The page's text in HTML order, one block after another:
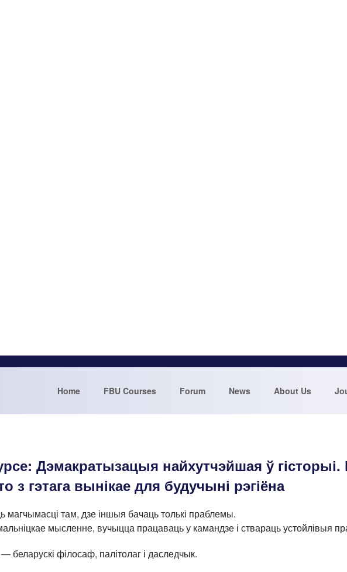
Home FBU Courses Forum News About Us
Дэмакратызацыя найхутчэйшая ў
з гэтага вынікае для будучыні рэгіёна
магчымасці там, дзе іншыя бачаць толькі праблемы.
мысленне, вучыцца працаваць у камандзе і ствараць устойлівыя
беларускі філосаф, палітолаг і даследчык.